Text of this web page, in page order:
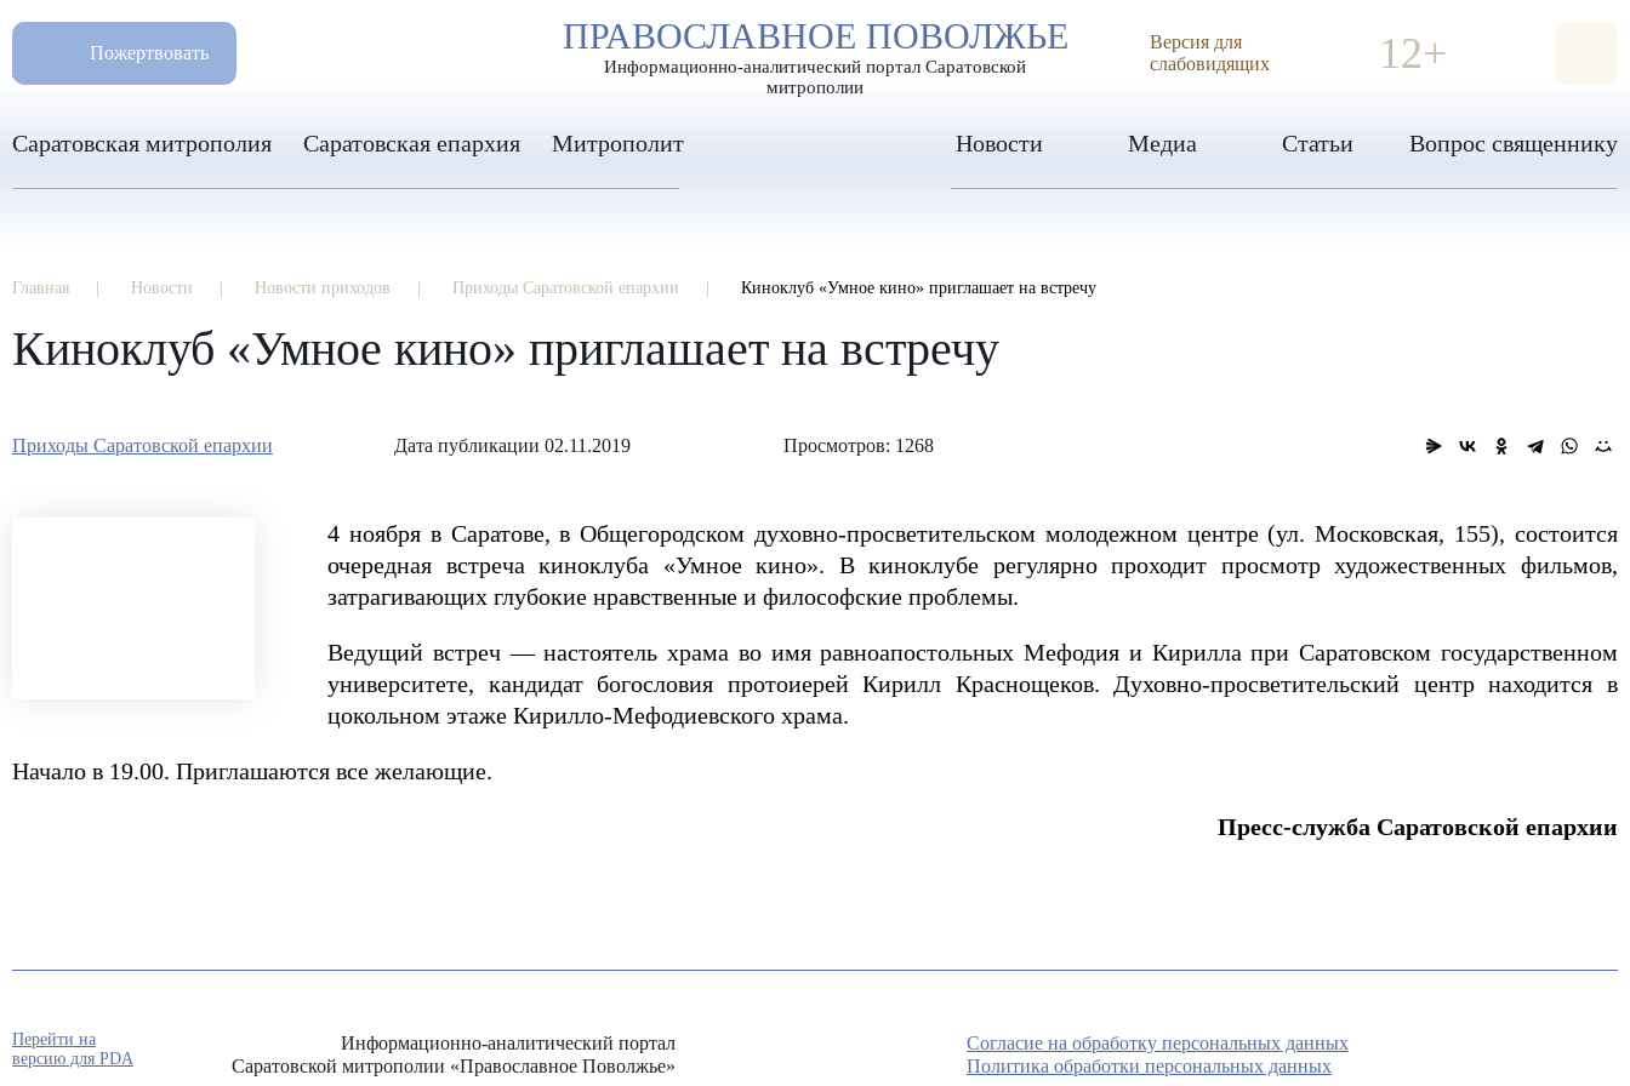
РАЗМЕР ШРИФТА А А А ИЗОБРАЖЕНИЯ
ПРАВОСЛАВНОЕ ПОВОЛЖЬЕ
Информационно-аналитический портал Саратовской
митрополии
Пожертвовать
8 960 346 31 04
info-sar@mail.ru
Версия для
слабовидящих
12+
Саратовская митрополия Саратовская епархия Митрополит Новости Медиа Статьи Вопрос священнику
Главная Новости Новости приходов Приходы Саратовской епархии Киноклуб «Умное кино» приглашает на встречу
Киноклуб «Умное кино» приглашает на встречу
Приходы Саратовской епархии Дата публикации 02.11.2019 Просмотров: 1268
4 ноября в Саратове, в Общегородском духовно-просветительском молодежном центре (ул. Московская, 155), состоится
очередная встреча киноклуба «Умное кино». В киноклубе регулярно проходит просмотр художественных фильмов,
затрагивающих глубокие нравственные и философские проблемы.
Ведущий встреч — настоятель храма во имя равноапостольных Мефодия и Кирилла при Саратовском государственном
университете, кандидат богословия протоиерей Кирилл Краснощеков. Духовно-просветительский центр находится в
цокольном этаже Кирилло-Мефодиевского храма.
Начало в 19.00. Приглашаются все желающие.
Пресс-служба Саратовской епархии
Информационно-аналитический портал
Саратовской митрополии «Православное Поволжье»
Согласие на обработку персональных данных
Политика обработки персональных данных
Перейти на
версию для PDA